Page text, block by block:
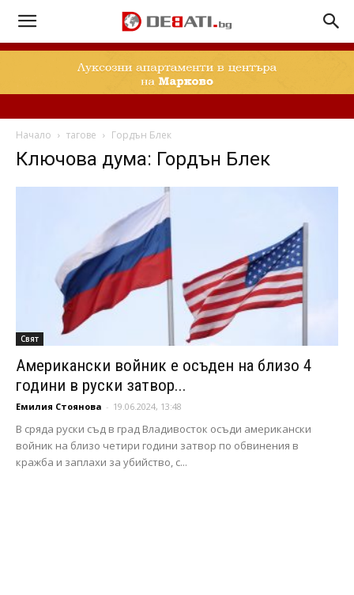
Начало тагове Гордън Блек
Ключова дума: Гордън Блек
Свят
Американски войник е осъден на близо 4
години в руски затвор...
Емилия Стоянова - 19.06.2024, 13:48
В сряда руски съд в град Владивосток осъди американски
войник на близо четири години затвор по обвинения в
кражба и заплахи за убийство, с...